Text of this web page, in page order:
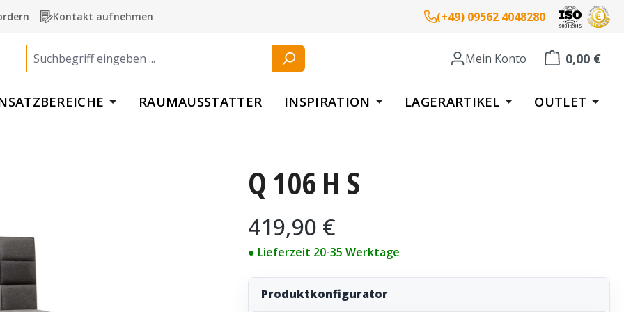
Kontakt aufnehmen (+49) 09562 4048280
Mein Konto 0,00 €
Warenkorb
RAUMAUSSTATTER INSPIRATION LAGERARTIKEL OUTLET
Q 106 H S
Regulärer Preis:
419,90 €
● Lieferzeit 20-35 Werktage
Produktkonfigurator